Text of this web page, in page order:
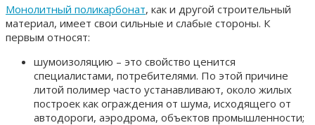
Монолитный поликарбонат, как и другой строительный
материал, имеет свои сильные и слабые стороны. К
первым относят:
шумоизоляцию – это свойство ценится
специалистами, потребителями. По этой причине
литой полимер часто устанавливают, около жилых
построек как ограждения от шума, исходящего от
автодороги, аэродрома, объектов промышленности;